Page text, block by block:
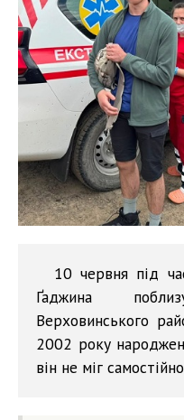
10 червня під
Ґаджина
Верховинського
2002 року
він не міг